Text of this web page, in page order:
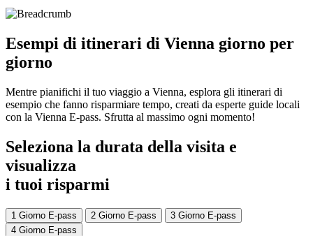
Esempi di itinerari di Vienna giorno per
giorno
Mentre pianifichi il tuo viaggio a Vienna, esplora gli itinerari di
esempio che fanno risparmiare tempo, creati da esperte guide locali
con la Vienna E-pass. Sfrutta al massimo ogni momento!
Seleziona la durata della visita e
visualizza
i tuoi risparmi
1 Giorno E-pass 2 Giorno E-pass
3 Giorno E-pass
4 Giorno E-pass